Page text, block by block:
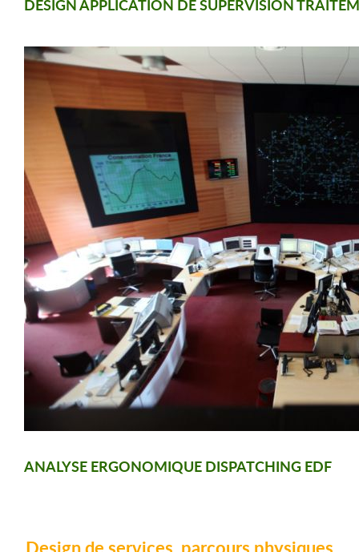
DESIGN APPLICATION DE SUPERVISION
ANALYSE ERGONOMIQUE DISPATCHING EDF